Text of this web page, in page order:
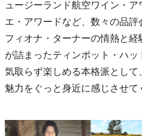
ュージーランド航空ワイン・
エ・アワードなど、数々の品評
フィオナ・ターナーの情熱と
が詰まったティンポット・ハッ
気取らず楽しめる本格派とし
魅力をぐっと身近に感じさせて